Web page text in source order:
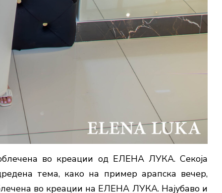
во креации од ЕЛЕНА ЛУКА. Секоја
тема, како на пример арапска вечер,
во креации на ЕЛЕНА ЛУКА. Најубаво и